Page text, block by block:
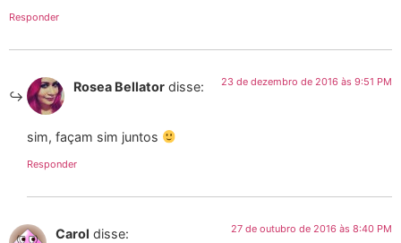
Responder
Rosea Bellator disse: 23 de dezembro de 2016 às 9:51 PM
sim, façam sim juntos
Responder
Carol disse: 27 de outubro de 2016 às 8:40 PM